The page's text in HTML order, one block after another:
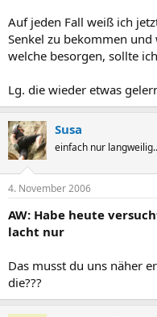
Auf jeden Fall weiß ich
Senkel zu bekommen
welche besorgen, sollte
Lg. die wieder etwas
Susa
einfach nur
4. November 2006
AW: Habe heute
lacht nur
Das musst du uns näher
die???